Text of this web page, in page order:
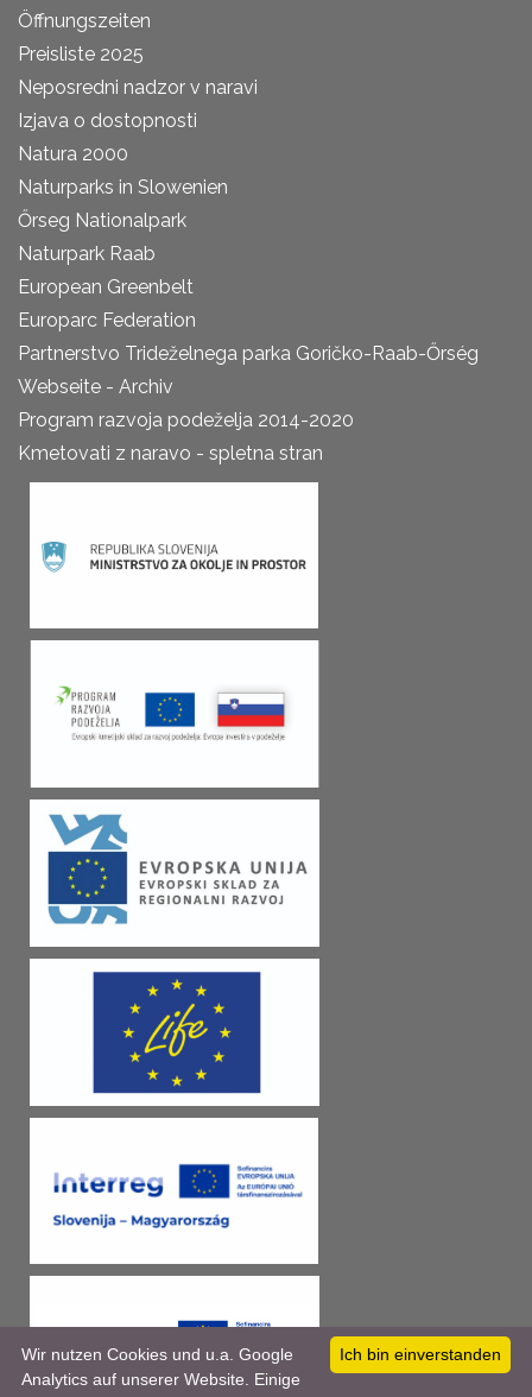
Öffnungszeiten
Preisliste 2025
Neposredni nadzor v naravi
Izjava o dostopnosti
Natura 2000
Naturparks in Slowenien
Őrseg Nationalpark
Naturpark Raab
European Greenbelt
Europarc Federation
Partnerstvo Trideželnega parka Goričko-Raab-Őrség
Webseite - Archiv
Program razvoja podeželja 2014-2020
Kmetovati z naravo - spletna stran
Ich bin einverstanden
Wir nutzen Cookies und u.a. Google
Analytics auf unserer Website. Einige